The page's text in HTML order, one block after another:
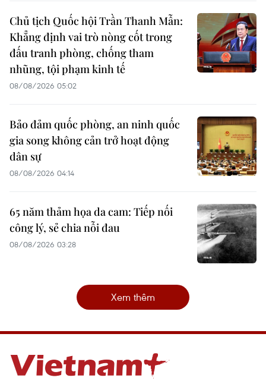
Chủ tịch Quốc hội Trần Thanh Mẫn:
Khẳng định vai trò nòng cốt trong
đấu tranh phòng, chống tham
nhũng, tội phạm kinh tế
08/08/2026 05:02
Bảo đảm quốc phòng, an ninh quốc
gia song không cản trở hoạt động
dân sự
08/08/2026 04:14
65 năm thảm họa da cam: Tiếp nối
công lý, sẻ chia nỗi đau
08/08/2026 03:28
Xem thêm